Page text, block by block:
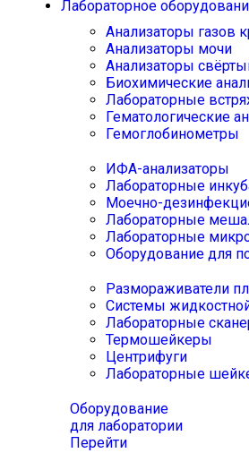
Лабораторное
Анализаторы газов
Анализаторы мочи
Анализаторы
Биохимические
Лабораторные
Гематологические
Гемоглобинометры
ИФА-анализаторы
Лабораторные
Моечно-
Лабораторные
Лабораторные
Оборудование для
Размораживатели
Системы
Лабораторные
Термошейкеры
Центрифуги
Лабораторные
Оборудование
для лаборатории
Перейти